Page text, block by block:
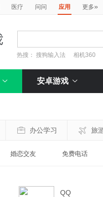
医疗 问问 应用 更多»
热搜：搜狗输入法 相机360
安卓游戏
办公学习 旅
婚恋交友 免费电话
QQ